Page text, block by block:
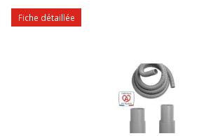
Fiche détaillée